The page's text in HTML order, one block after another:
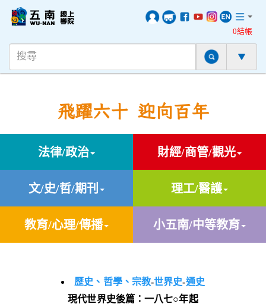
0結帳
飛躍六十 迎向百年
法律/政治 財經/商管/觀光
文/史/哲/期刊 理工/醫護
教育/心理/傳播 小五南/中等教育
歷史、哲學、宗教-世界史-通史
現代世界史後篇：一八七○年起